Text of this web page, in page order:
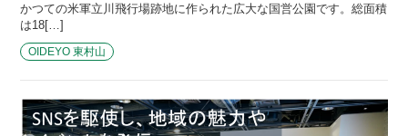
かつての米軍立川飛行場跡地に作られた広大な国営公園です。総面積
は18[…]
OIDEYO 東村山